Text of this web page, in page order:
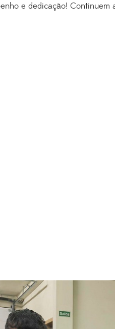
e dedicação! Continuem